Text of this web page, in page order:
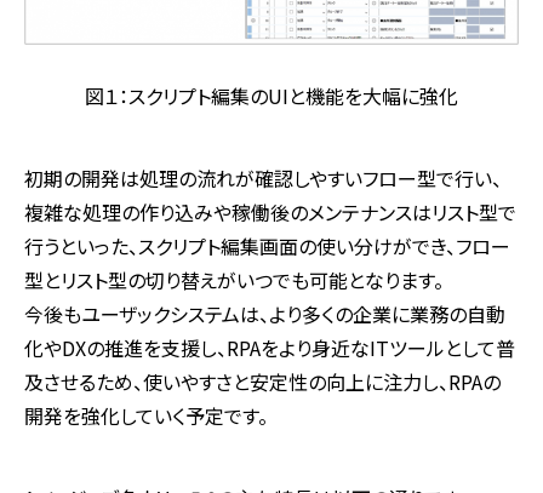
図１：スクリプト編集のUIと機能を大幅に強化
初期の開発は処理の流れが確認しやすいフロー型で行い、
複雑な処理の作り込みや稼働後のメンテナンスはリスト型で
行うといった、スクリプト編集画面の使い分けができ、フロー
型とリスト型の切り替えがいつでも可能となります。
今後もユーザックシステムは、より多くの企業に業務の自動
化やDXの推進を支援し、RPAをより身近なITツールとして普
及させるため、使いやすさと安定性の向上に注力し、RPAの
開発を強化していく予定です。